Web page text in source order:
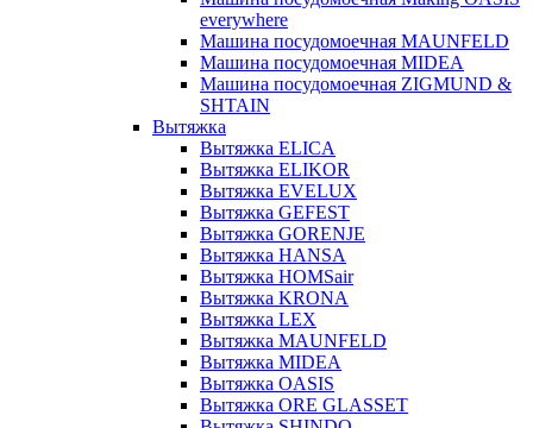
everywhere
Машина посудомоечная MAUNFELD
Машина посудомоечная MIDEA
Машина посудомоечная ZIGMUND &
SHTAIN
Вытяжка
Вытяжка ELICA
Вытяжка ELIKOR
Вытяжка EVELUX
Вытяжка GEFEST
Вытяжка GORENJE
Вытяжка HANSA
Вытяжка HOMSair
Вытяжка KRONA
Вытяжка LEX
Вытяжка MAUNFELD
Вытяжка MIDEA
Вытяжка OASIS
Вытяжка ORE GLASSET